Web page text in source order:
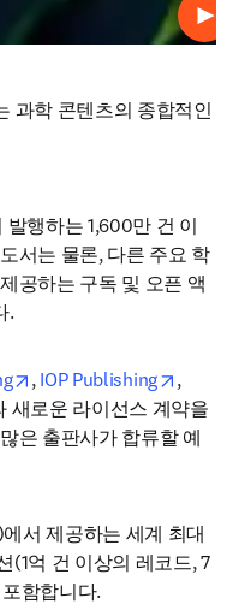
재생
과학 콘텐츠의 종합적인
행하는 1,600만 건 이
서는 물론, 다른 주요 학
공하는 구독 및 오픈 액
.
opens in new tab/window
, IOP Publishing opens
,
tab/window
in new tab/window
새로운 라이선스 계약을
은 출판사가 합류할 예
서 제공하는 세계 최대
(1억 건 이상의 레코드, 7
함합니다.